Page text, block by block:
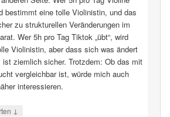
bestimmt eine tolle Violinistin, und das
zu strukturellen Veränderungen im
Wer 5h pro Tag Tiktok „übt“, wird
Violinistin, aber dass sich was ändert
ist ziemlich sicher. Trotzdem: Ob das mit
vergleichbar ist, würde mich auch
interessieren.
↓